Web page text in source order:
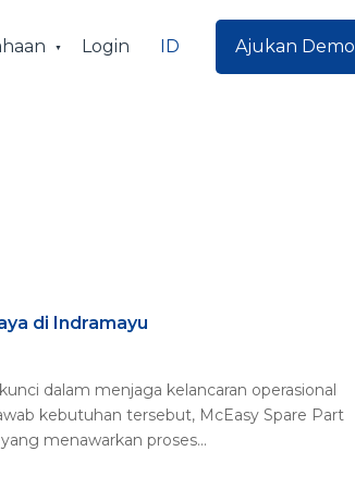
Login ID Ajukan Demo
di Indramayu
dalam menjaga kelancaran operasional
kebutuhan tersebut, McEasy Spare Part
menawarkan proses...